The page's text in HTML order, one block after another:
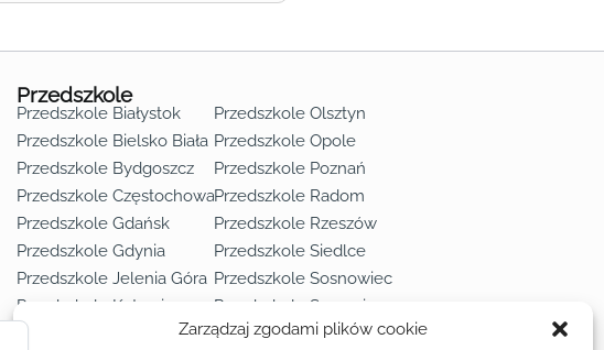
Zarządzaj zgodami plików cookie
Przedszkole
Przedszkole Białystok
Przedszkole Bielsko Biała
Przedszkole Bydgoszcz
Przedszkole Częstochowa
Przedszkole Gdańsk
Przedszkole Gdynia
Przedszkole Jelenia Góra
Przedszkole Katowice
Przedszkole Olsztyn
Przedszkole Opole
Przedszkole Poznań
Przedszkole Radom
Przedszkole Rzeszów
Przedszkole Siedlce
Przedszkole Sosnowiec
Przedszkole Szczecin
Przedszkole Toruń